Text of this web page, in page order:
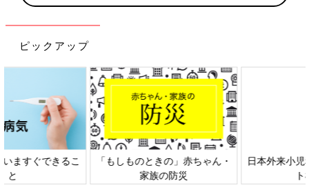
ピックアップ
日本外来小児科学会リーフレッ
六星占術 細木かおりさんの人生